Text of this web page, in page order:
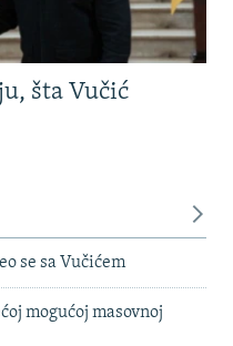
šta Vučić
se sa Vučićem
mogućoj masovnoj